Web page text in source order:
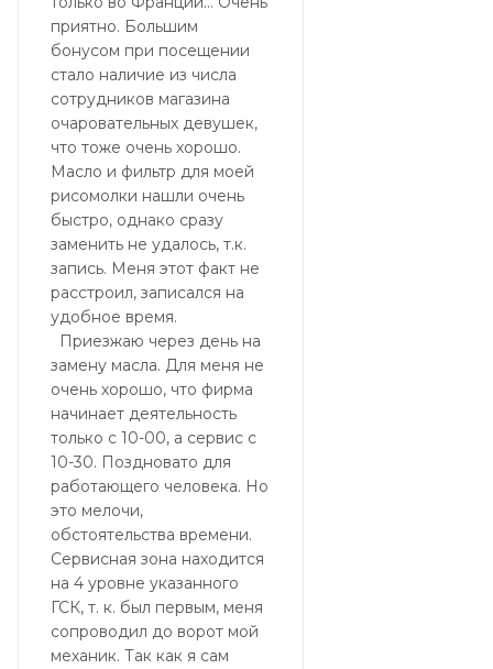
приятно. Большим
бонусом при посещении
стало наличие из числа
сотрудников магазина
очаровательных девушек,
что тоже очень хорошо.
Масло и фильтр для моей
рисомолки нашли очень
быстро, однако сразу
заменить не удалось, т.к.
запись. Меня этот факт не
расстроил, записался на
удобное время.
Приезжаю через день на
замену масла. Для меня не
очень хорошо, что фирма
начинает деятельность
только с 10-00, а сервис с
10-30. Поздновато для
работающего человека. Но
это мелочи,
обстоятельства времени.
Сервисная зона находится
на 4 уровне указанного
ГСК, т. к. был первым, меня
сопроводил до ворот мой
механик. Так как я сам